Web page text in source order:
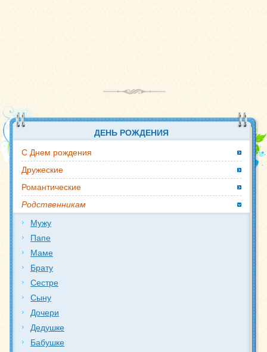
ДЕНЬ РОЖДЕНИЯ
С Днем рождения
Дружеские
Романтические
Родственникам
Мужу
Папе
Маме
Брату
Сестре
Сыну
Дочери
Дедушке
Бабушке